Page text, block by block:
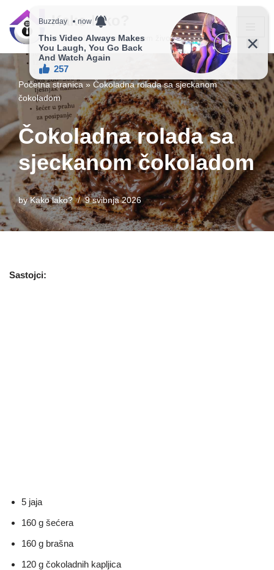
Skip
content
Kako lako?
Vaš vodič ka jednostavnijem životu!
Početna stranica» Čokoladna rolada sa sjeckanom
čokoladom
Čokoladna rolada sa
sjeckanom čokoladom
byKako lako? 9 svibnja 2026
Sastojci:
5 jaja
160 g šećera
160 g brašna
120 g čokoladnih kapljica